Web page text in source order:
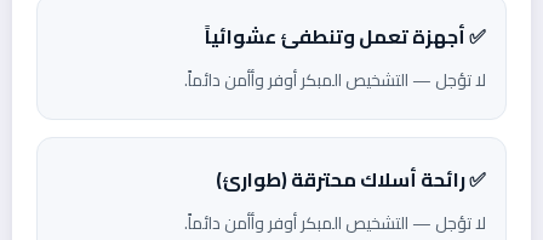
✅ أجهزة تعمل وتنطفئ عشوائياً
لا تؤجل — التشخيص المبكر أوفر وأأمن دائماً.
✅ رائحة أسلاك محترقة (طوارئ)
لا تؤجل — التشخيص المبكر أوفر وأأمن دائماً.